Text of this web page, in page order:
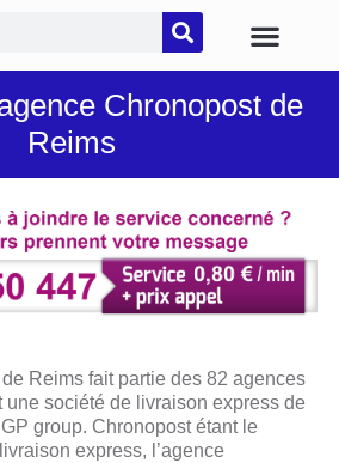
Chronopost de
Reims
de Reims fait partie des 82 agences
société de livraison express de
group. Chronopost étant le
express, l’agence